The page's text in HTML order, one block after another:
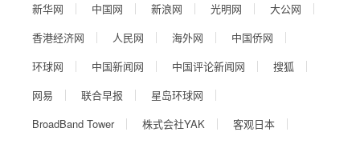
新华网 中国网 新浪网 光明网
大公网
香港经济网
人民网 海外网
中国侨网
环球网
中国新闻网 中国评论新闻网
搜狐
网易
联合早报
星岛环球网
BroadBand Tower
株式会社YAK
客观日本